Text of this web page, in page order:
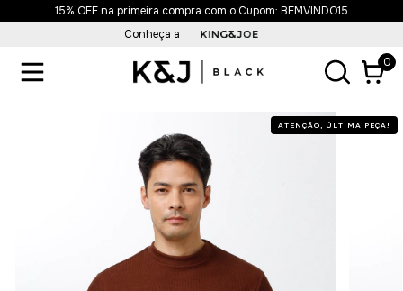
Frete Grátis acima de R$499,90
Conheça a
0
ATENÇÃO, ÚLTIMA PEÇA!